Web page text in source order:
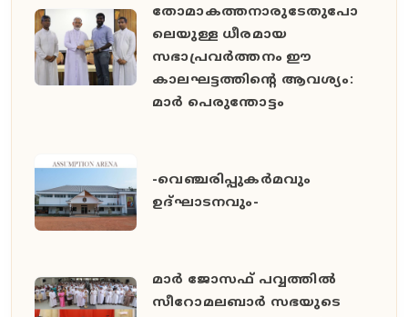
തോമാകത്തനാരുടേതുപോ
ലെയുള്ള ധീരമായ
സഭാപ്രവർത്തനം ഈ
കാലഘട്ടത്തിൻ്റെ ആവശ്യം:
മാർ പെരുന്തോട്ടം
-വെഞ്ചരിപ്പുകർമവും
ഉദ്ഘാടനവും-
മാർ ജോസഫ് പവ്വത്തിൽ
സീറോമലബാർ സഭയുടെ